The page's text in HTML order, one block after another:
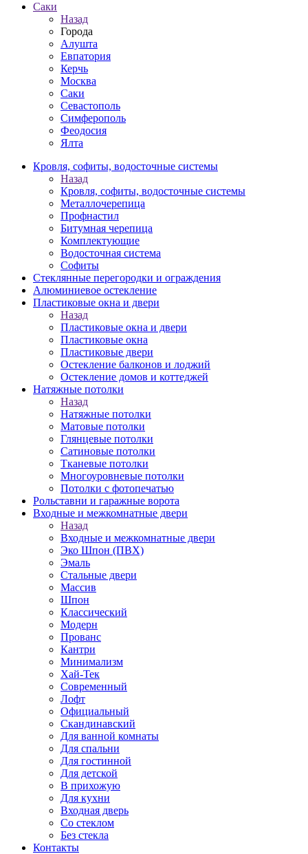
Саки
Назад
Города
Алушта
Евпатория
Керчь
Москва
Саки
Севастополь
Симферополь
Феодосия
Ялта
Кровля, софиты, водосточные системы
Назад
Кровля, софиты, водосточные системы
Металлочерепица
Профнастил
Битумная черепица
Комплектующие
Водосточная система
Софиты
Стеклянные перегородки и ограждения
Алюминиевое остекление
Пластиковые окна и двери
Назад
Пластиковые окна и двери
Пластиковые окна
Пластиковые двери
Остекление балконов и лоджий
Остекление домов и коттеджей
Натяжные потолки
Назад
Натяжные потолки
Матовые потолки
Глянцевые потолки
Сатиновые потолки
Тканевые потолки
Многоуровневые потолки
Потолки с фотопечатью
Рольставни и гаражные ворота
Входные и межкомнатные двери
Назад
Входные и межкомнатные двери
Эко Шпон (ПВХ)
Эмаль
Стальные двери
Массив
Шпон
Классический
Модерн
Прованс
Кантри
Минимализм
Хай-Тек
Современный
Лофт
Официальный
Скандинавский
Для ванной комнаты
Для спальни
Для гостинной
Для детской
В прихожую
Для кухни
Входная дверь
Со стеклом
Без стекла
Контакты